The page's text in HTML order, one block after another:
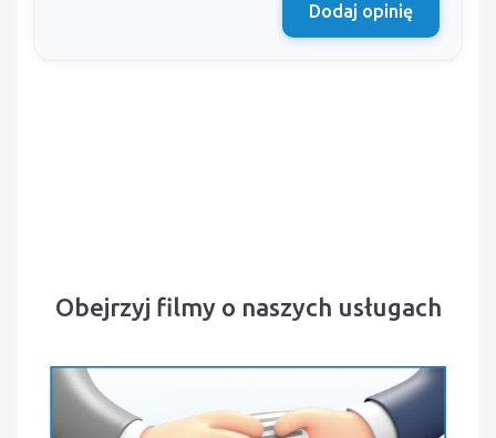
Dodaj opinię
Obejrzyj filmy o naszych usługach